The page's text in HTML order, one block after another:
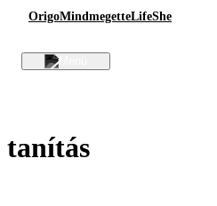
OrigoMindmegetteLifeShe
tanítás